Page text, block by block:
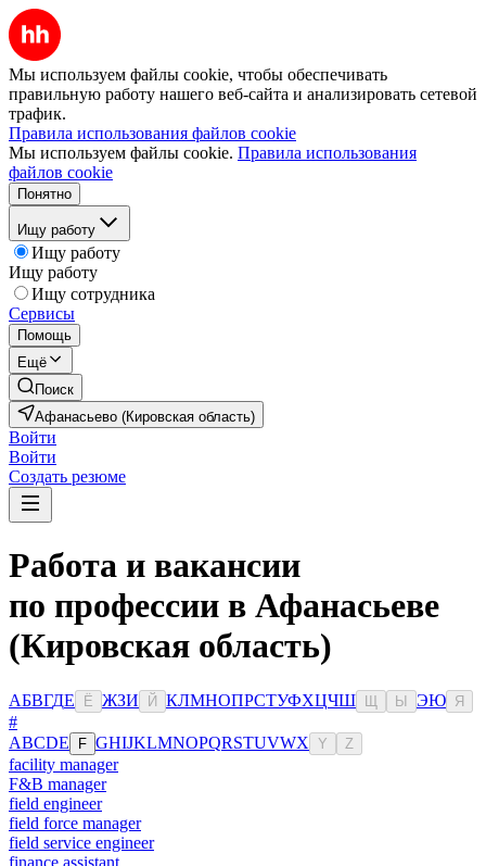
Мы используем файлы cookie, чтобы обеспечивать
правильную работу нашего веб-сайта и анализировать сетевой
трафик.
Правила использования файлов cookie
Мы используем файлы cookie. Правила использования
файлов cookie
Понятно
Ищу работу
Ищу работу
Ищу работу
Ищу сотрудника
Сервисы
Помощь
Ещё
Поиск
Афанасьево (Кировская область)
Войти
Войти
Создать резюме
Работа и вакансии
по профессии в Афанасьеве
(Кировская область)
АБВГДЕ Ё ЖЗИ Й КЛМНОПРСТУФХЦЧШ Ы ЭЮ Я
#
ABCDE F GHIJKLMNOPQRSTUVWX Y Z
facility manager
F&B manager
field engineer
field force manager
field service engineer
finance assistant